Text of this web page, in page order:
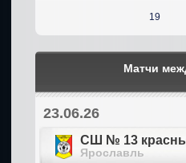
19
Матчи
23.06.26
СШ № 13
Ярославль